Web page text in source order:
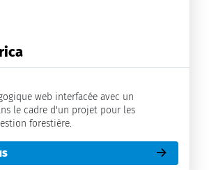
web interfacée avec un
le cadre d'un projet pour les
forestière.